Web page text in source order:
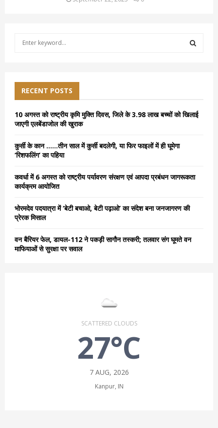
f
o
r
RECENT POSTS
10 अगस्त को राष्ट्रीय कृमि मुक्ति दिवस, जिले के 3.98 लाख बच्चों को खिलाई
जाएगी एलबेंडाजोल की खुराक
कुर्सी के कान ……तीन साल में कुर्सी बदलेगी, या फिर फाइलों में ही घूमेगा
‘रिशफलिंग’ का पहिया
कवर्धा में 6 अगस्त को राष्ट्रीय पर्यावरण संरक्षण एवं आपदा प्रबंधन जागरूकता
कार्यक्रम आयोजित
भोरमदेव पदयात्रा में ‘बेटी बचाओ, बेटी पढ़ाओ’ का संदेश बना जनजागरण की
प्रेरक मिसाल
वन बैरियर फेल, डायल-112 ने पकड़ी सागौन तस्करी; तलवार संग घूमते वन
माफियाओं से सुरक्षा पर सवाल
SCATTERED CLOUDS
27°C
7 AUG, 2026
Kanpur, IN